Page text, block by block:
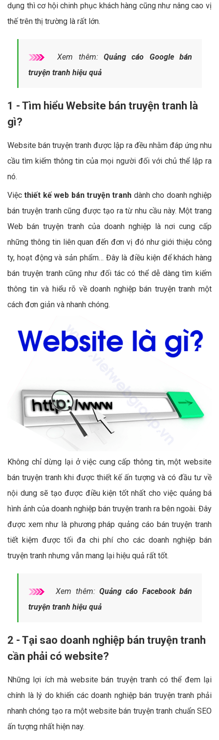
dụng thì cơ hội chinh phục khách hàng cũng như nâng cao vị
thế trên thị trường là rất lớn.
Xem thêm: Quảng cáo Google bán
truyện tranh hiệu quả
1 - Tìm hiểu Website bán truyện tranh là
gì?
Website bán truyện tranh được lập ra đều nhằm đáp ứng nhu
cầu tìm kiếm thông tin của mọi người đối với chủ thể lập ra
nó.
Việcthiết kế web bán truyện tranh dành cho doanh nghiệp
bán truyện tranh cũng được tạo ra từ nhu cầu này. Một trang
Web bán truyện tranh của doanh nghiệp là nơi cung cấp
những thông tin liên quan đến đơn vị đó như giới thiệu công
ty, hoạt động và sản phẩm… Đây là điều kiện để khách hàng
bán truyện tranh cũng như đối tác có thể dễ dàng tìm kiếm
thông tin và hiểu rõ về doanh nghiệp bán truyện tranh một
cách đơn giản và nhanh chóng.
Không chỉ dừng lại ở việc cung cấp thông tin, một website
bán truyện tranh khi được thiết kế ấn tượng và có đầu tư về
nội dung sẽ tạo được điều kiện tốt nhất cho việc quảng bá
hình ảnh của doanh nghiệp bán truyện tranh ra bên ngoài. Đây
được xem như là phương pháp quảng cáo bán truyện tranh
tiết kiệm được tối đa chi phí cho các doanh nghiệp bán
truyện tranh nhưng vẫn mang lại hiệu quả rất tốt.
Xem thêm: Quảng cáo Facebook bán
truyện tranh hiệu quả
2 - Tại sao doanh nghiệp bán truyện tranh
cần phải có website?
Những lợi ích mà website bán truyện tranh có thể đem lại
chính là lý do khiến các doanh nghiệp bán truyện tranh phải
nhanh chóng tạo ra một website bán truyện tranh chuẩn SEO
ấn tượng nhất hiện nay.